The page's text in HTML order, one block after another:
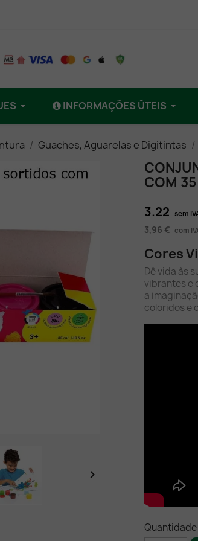
INFORMAÇÕES ÚTEIS
Guaches, Aguarelas e Digitintas

COM
3.22 sem
3,96 € com
Cores
Dê vida às
vibrantes e
a
coloridos e
Quantidade